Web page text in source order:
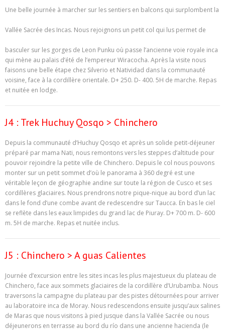
Une belle journée à marcher sur les sentiers en balcons qui surplombent la
Vallée Sacrée des Incas. Nous rejoignons un petit col qui lus permet de
basculer sur les gorges de Leon Punku où passe l’ancienne voie royale inca
qui mène au palais d’été de l’empereur Wiracocha. Après la visite nous
faisons une belle étape chez Silverio et Natividad dans la communauté
voisine, face à la cordillère orientale. D+ 250. D- 400. 5H de marche. Repas
et nuitée en lodge.
J4 : Trek Huchuy Qosqo > Chinchero
Depuis la communauté d’Huchuy Qosqo et après un solide petit-déjeuner
préparé par mama Nati, nous remontons vers les steppes d’altitude pour
pouvoir rejoindre la petite ville de Chinchero. Depuis le col nous pouvons
monter sur un petit sommet d’où le panorama à 360 degré est une
véritable leçon de géographie andine sur toute la région de Cusco et ses
cordillères glaciaires. Nous prendrons notre pique-nique au bord d’un lac
dans le fond d’une combe avant de redescendre sur Taucca. En bas le ciel
se reflète dans les eaux limpides du grand lac de Piuray. D+ 700 m. D- 600
m. 5H de marche. Repas et nuitée inclus.
J5 : Chinchero > A guas Calientes
Journée d’excursion entre les sites incas les plus majestueux du plateau de
Chinchero, face aux sommets glaciaires de la cordillère d’Urubamba. Nous
traversons la campagne du plateau par des pistes détournées pour arriver
au laboratoire inca de Moray. Nous redescendons ensuite jusqu’aux salines
de Maras que nous visitons à pied jusque dans la Vallée Sacrée ou nous
déjeunerons en terrasse au bord du río dans une ancienne hacienda (le